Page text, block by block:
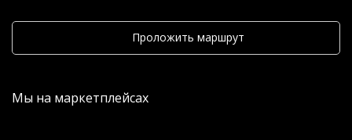
Проложить маршрут
Мы на маркетплейсах